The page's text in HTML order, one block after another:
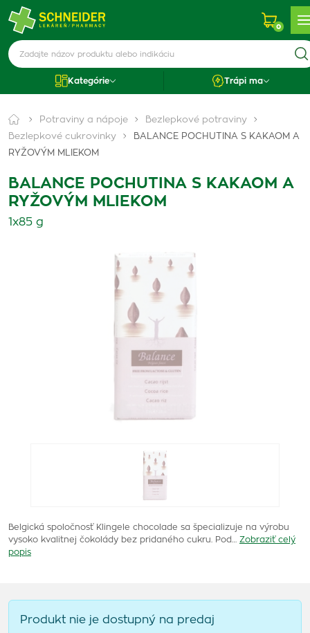
0
Kategórie Trápi ma
Potraviny a nápoje
Bezlepkové potraviny
Bezlepkové cukrovinky
BALANCE POCHUTINA S KAKAOM A
RYŽOVÝM MLIEKOM
BALANCE POCHUTINA S KAKAOM A
RYŽOVÝM MLIEKOM
1x85 g
Belgická spoločnosť Klingele chocolade sa špecializuje na výrobu
vysoko kvalitnej čokolády bez pridaného cukru. Pod…
Zobraziť celý
popis
Produkt nie je dostupný na predaj